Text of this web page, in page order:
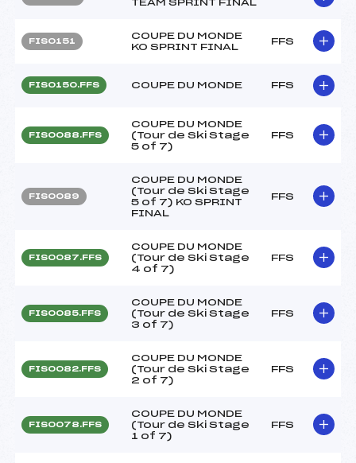
TEAM SPRINT FINAL
FIS0151
COUPE DU MONDE
KO SPRINT FINAL
FFS
FIS0150.FFS COUPE DU MONDE FFS
FIS0088.FFS
COUPE DU MONDE
(Tour de Ski Stage
5 of 7)
FFS
FIS0089
COUPE DU MONDE
(Tour de Ski Stage
5 of 7) KO SPRINT
FINAL
FFS
FIS0087.FFS
COUPE DU MONDE
(Tour de Ski Stage
4 of 7)
FFS
FIS0085.FFS
COUPE DU MONDE
(Tour de Ski Stage
3 of 7)
FFS
FIS0082.FFS
COUPE DU MONDE
(Tour de Ski Stage
2 of 7)
FFS
FIS0078.FFS
COUPE DU MONDE
(Tour de Ski Stage
1 of 7)
FFS